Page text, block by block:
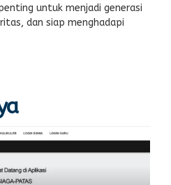
untuk menjadi generasi
dan siap menghadapi